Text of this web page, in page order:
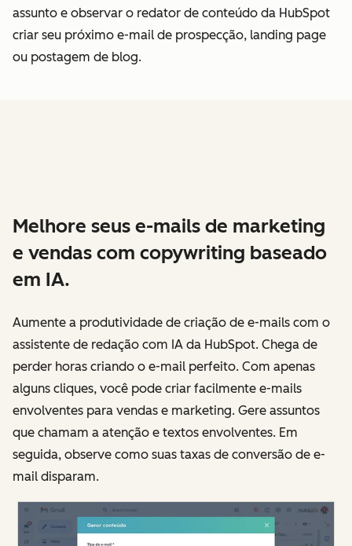
assunto e observar o redator de conteúdo da HubSpot
criar seu próximo e-mail de prospecção, landing page
ou postagem de blog.
Melhore seus e-mails de marketing
e vendas com copywriting baseado
em IA.
Aumente a produtividade de criação de e-mails com o
assistente de redação com IA da HubSpot. Chega de
perder horas criando o e-mail perfeito. Com apenas
alguns cliques, você pode criar facilmente e-mails
envolventes para vendas e marketing. Gere assuntos
que chamam a atenção e textos envolventes. Em
seguida, observe como suas taxas de conversão de e-
mail disparam.